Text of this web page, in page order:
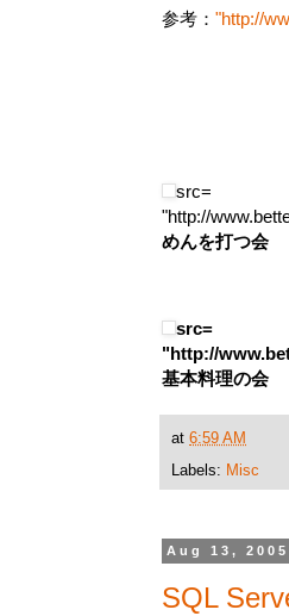
参考： "http://
src=
"http://
めんを打つ会
src=
"http://
基本料理の会
at 6:59 AM
Labels: Misc
Aug 13, 2005
SQL